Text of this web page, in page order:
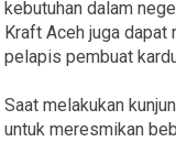
kebutuhan dalam
Kraft Aceh juga
pelapis pembuat
Saat melakukan
untuk meresmikan